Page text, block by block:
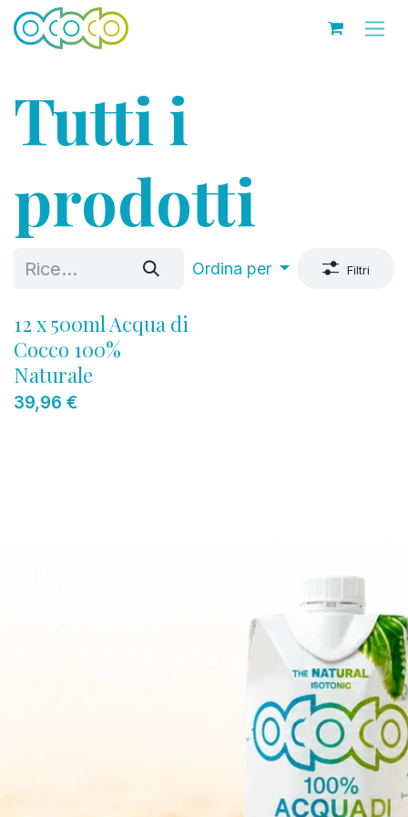
Passa al contenuto
Tutti i
prodotti
Ordina per Filtri
12 x 500ml Acqua di
Cocco 100%
Naturale
39,96 €